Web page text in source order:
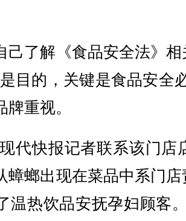
己了解《食品安全法》
目的，关键是食品安全
重视。
代快报记者联系该门店
蟑螂出现在菜品中系门
温热饮品安抚孕妇顾客